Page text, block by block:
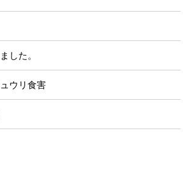
した。
ウリ食害